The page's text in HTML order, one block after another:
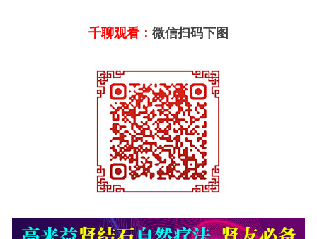
千聊观看： 微信扫码下图